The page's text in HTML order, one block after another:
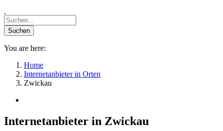
You are here:
Home
Internetanbieter in Orten
Zwickau
Internetanbieter in Zwickau